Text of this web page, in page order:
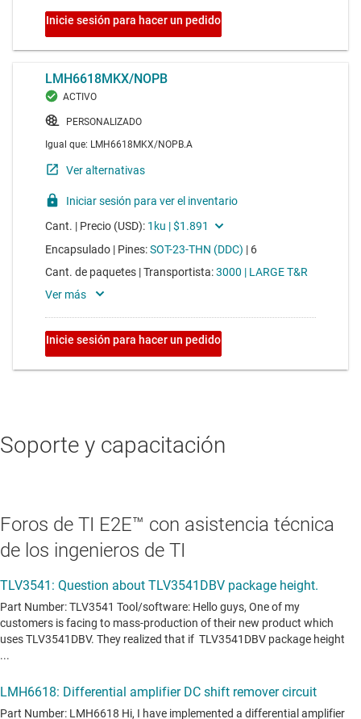
Soporte y capacitación
Foros de TI E2E™ con asistencia técnica
de los ingenieros de TI